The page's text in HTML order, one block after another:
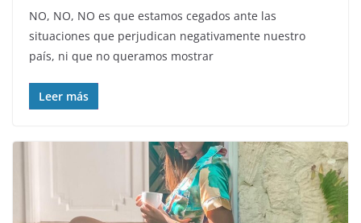
NO, NO, NO es que estamos cegados ante las
situaciones que perjudican negativamente nuestro
país, ni que no queramos mostrar
Leer más